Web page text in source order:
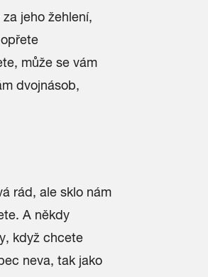
jeho žehlení,
může se vám
dvojnásob,
rád, ale sklo nám
A někdy
když chcete
neva, tak jako